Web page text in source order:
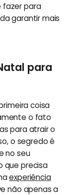
fazer para
garantir mais
para
coisa
o fato
para atrair o
o segredo é
no seu
que precisa
experiência
não apenas a